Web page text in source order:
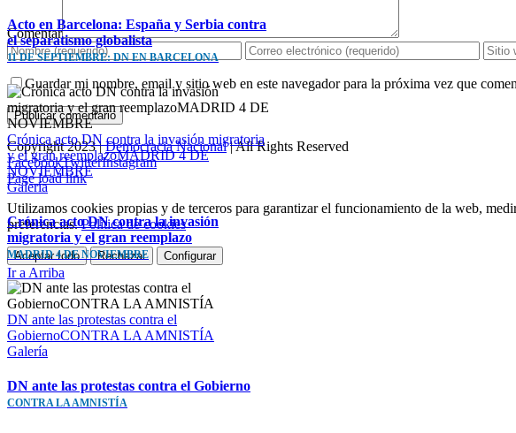
Acto en Barcelona: España y Serbia contra
el separatismo globalista
11 DE SEPTIEMBRE: DN EN BARCELONA
Crónica acto DN contra la invasión migratoria
y el gran reemplazoMADRID 4 DE
NOVIEMBRE
Galería
Crónica acto DN contra la invasión
migratoria y el gran reemplazo
MADRID 4 DE NOVIEMBRE
DN ante las protestas contra el
GobiernoCONTRA LA AMNISTÍA
Galería
DN ante las protestas contra el Gobierno
CONTRA LA AMNISTÍA
Comentar
Guardar mi nombre, email y sitio web en este navegador para la próxima vez que
Copyright 2023 |Democracia Nacional| All Rights Reserved
FacebookTwitterInstagram
Page load link
Utilizamos cookies propias y de terceros para garantizar el funcionamiento de la web,
preferencias.Política de cookies
Aceptar todo Rechazar Configurar
Ir a Arriba